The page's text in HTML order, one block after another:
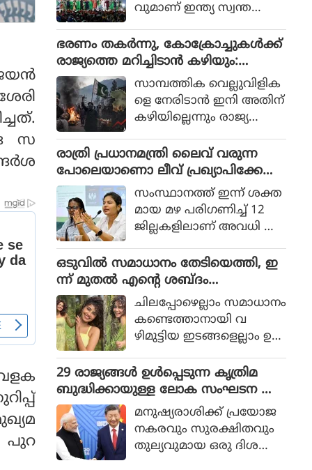
സ
പുറ
വുമാണ് ഇന്ത്യ സ്വന്ത
ഭരണം തകര്‍ന്നു, കോക്രോച്ചുകള്‍ക്ക്
രാജ്യത്തെ മറിച്ചിടാന്‍ കഴിയും:
പാകിസ്ഥാന്‍ ആഭ്യന്തര മന്ത്രി
മൊഹ്സിന്‍ നഖ്വി
സാമ്പത്തിക വെല്ലുവിളിക
ളെ നേരിടാന്‍ ഇനി അതിന്
കഴിയില്ലെന്നും രാജ്യത്തെ
മൊഹ്സിന്‍ നഖ്വി
വ്യാഴാഴ്ച പറഞ്ഞു. കര
സേനാ മേധാവി ഫീല്‍ഡ്
മാര്‍ഷല്‍ സയ്യിദ് അസിം
മുനീറിന്റെ അടുത്ത
യാളായി അറിയപ്പെടുന്ന ന
ഖ്വി പാകിസ്ഥാന്റെ
കോക്രോച്ചുകള്‍ ഒ
ന്നിച്ചാല്‍ രാജ്യത്തെ മ
റിച്ചിടാന്‍ കഴിയുമെന്ന് പറ
ഞ്ഞു.
രാത്രി പ്രധാനമന്ത്രി ലൈവ് വരുന്ന
പോലെയാണൊ ലീവ് പ്രഖ്യാപിക്കേണ്ട
ത്, എറണാകുളം ജില്ലാ കളക്ടർ
ക്കെതിരെ വിമർശനം
സംസ്ഥാനത്ത് ഇന്ന് ശക്ത
മായ മഴ പരിഗണിച്ച് 12
ജില്ലകളിലാണ് അവധി പ്ര
ഒടുവില്‍ സമാധാനം തേടിയെത്തി, ഇ
ന്ന് മുതല്‍ എന്റെ ശബ്ദം
തിരെഞ്ഞെടുക്കുന്നു, പോസ്റ്റുമായി
അനുപമ പരമേശ്വരന്‍, ഒരു ബ്രെയ്ക്ക
പ്പ് മണക്കുന്നുവെന്ന് സോഷ്യല്‍
മീഡിയ
ചിലപ്പോഴെല്ലാം സമാധാനം
കണ്ടെത്താനായി വ
ഴിമുട്ടിയ ഇടങ്ങളെല്ലാം ഉ
രും.
29 രാജ്യങ്ങള്‍ ഉള്‍പ്പെടുന്ന കൃത്രിമ
ബുദ്ധിക്കായുള്ള ലോക സംഘടന ആ
രംഭിച്ച് ചൈന; ഇന്ത്യ ഇല്ലമനുഷ്യരാശിക്ക് പ്രയോജ
നകരവും സുരക്ഷിതവും
തുല്യവുമായ ഒരു ദിശ